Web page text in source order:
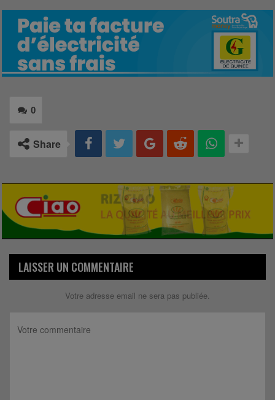
0
Share
LAISSER UN COMMENTAIRE
Votre adresse email ne sera pas publiée.